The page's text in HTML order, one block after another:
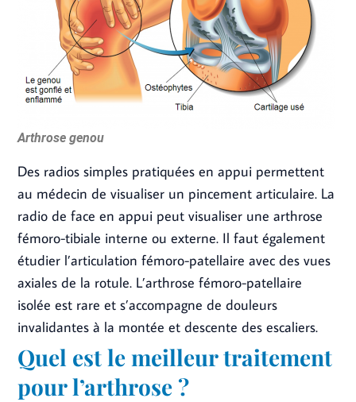
Arthrose genou
Des radios simples pratiquées en appui permettent
au médecin de visualiser un pincement articulaire. La
radio de face en appui peut visualiser une arthrose
fémoro-tibiale interne ou externe. Il faut également
étudier l’articulation fémoro-patellaire avec des vues
axiales de la rotule. L’arthrose fémoro-patellaire
isolée est rare et s’accompagne de douleurs
invalidantes à la montée et descente des escaliers.
Quel est le meilleur traitement
pour l’arthrose ?